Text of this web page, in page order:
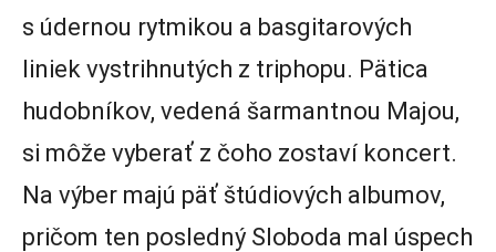
s údernou rytmikou a basgitarových
liniek vystrihnutých z triphopu. Pätica
hudobníkov, vedená šarmantnou Majou,
si môže vyberať z čoho zostaví koncert.
Na výber majú päť štúdiových albumov,
pričom ten posledný Sloboda mal úspech